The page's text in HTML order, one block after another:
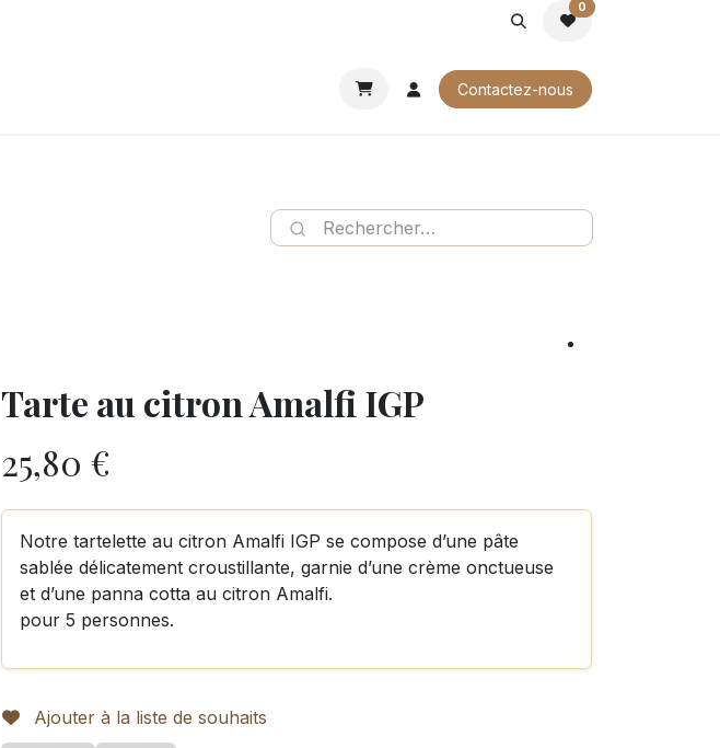
0
Contactez-nous
Tarte au citron Amalfi IGP
25,80 €
Notre tartelette au citron Amalfi IGP se compose d’une pâte
sablée délicatement croustillante, garnie d’une crème onctueuse
et d’une panna cotta au citron Amalfi.
pour 5 personnes.
Ajouter à la liste de souhaits